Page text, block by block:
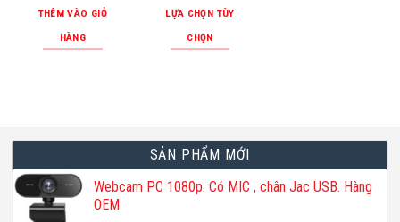
có
được
THÊM VÀO GIỎ
HÀNG
LỰA CHỌN TÙY
CHỌN
nhiều
biến
thể.
SẢN PHẨM MỚI
Webcam PC 1080p. Có MIC , chân Jac USB. Hàng
OEM